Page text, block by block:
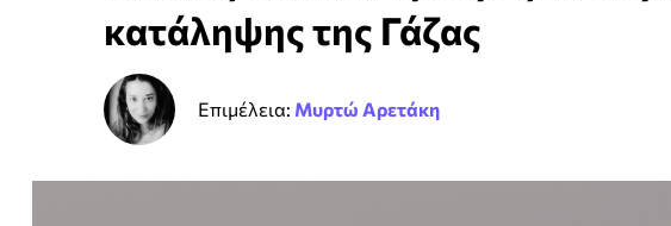
κατάληψης της Γάζας
Επιμέλεια: Μυρτώ Αρετάκη